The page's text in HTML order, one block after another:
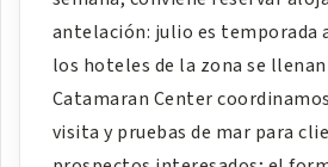
antelación: julio es temporada
los hoteles de la zona se llenan
Catamaran Center
visita y pruebas de mar para